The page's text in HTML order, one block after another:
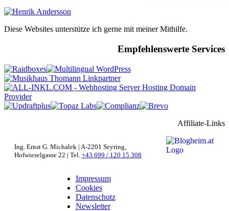
Diese Websites unterstütze ich gerne mit meiner Mithilfe.
Empfehlenswerte Services
Affiliate-Links
Ing. Ernst G. Michalek | A-2201 Seyring,
Hofwieselgasse 22 | Tel. +43 699 / 120 15 308
Impressum
Cookies
Datenschutz
Newsletter